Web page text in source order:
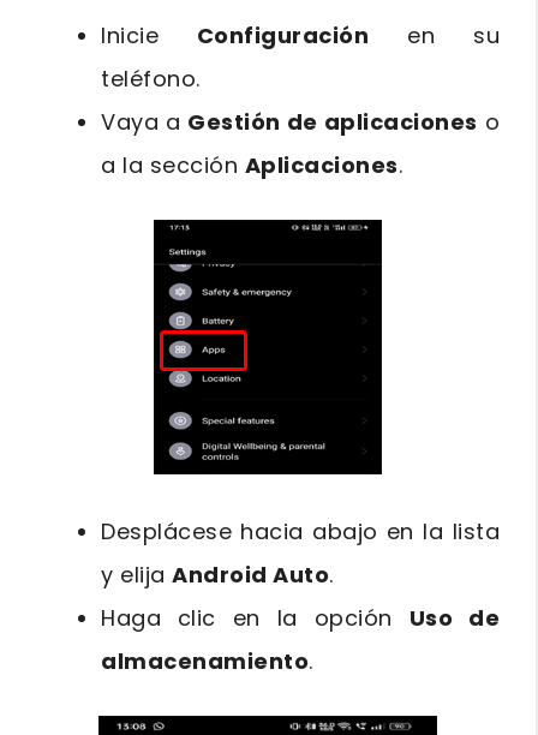
Inicie Configuración en su
teléfono.
Vaya a Gestión de aplicaciones o
a la sección Aplicaciones.
Desplácese hacia abajo en la lista
y elija Android Auto.
Haga clic en la opción Uso de
almacenamiento.